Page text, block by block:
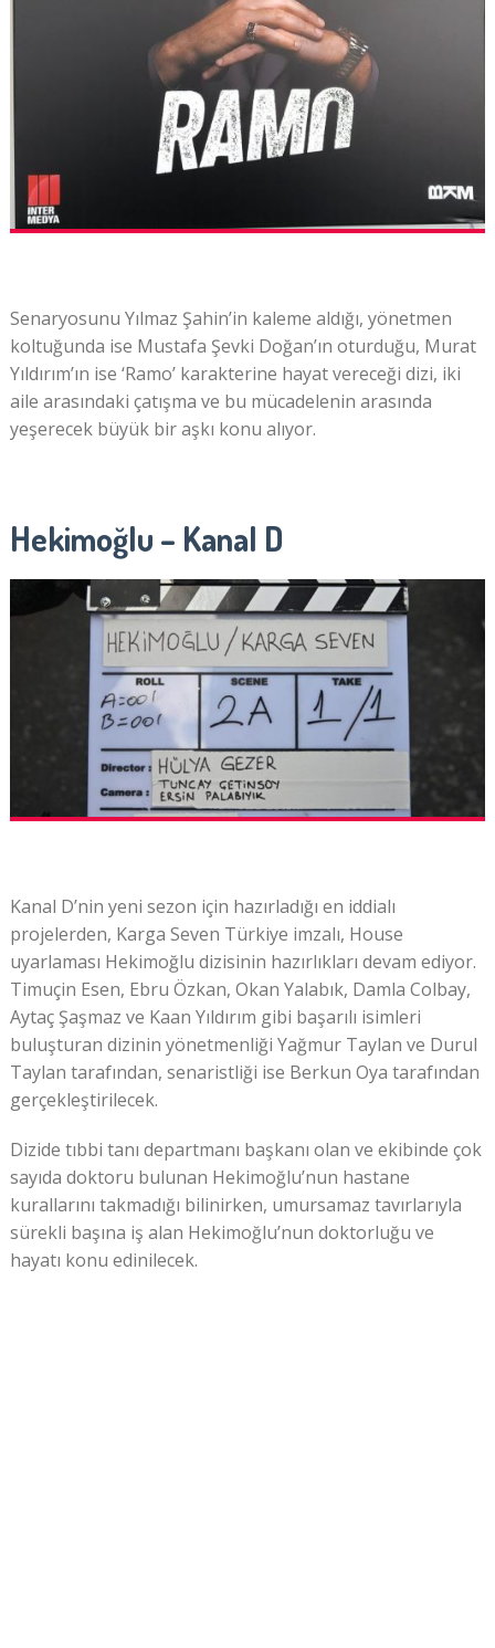
Senaryosunu Yılmaz Şahin’in kaleme aldığı, yönetmen
koltuğunda ise Mustafa Şevki Doğan’ın oturduğu, Murat
Yıldırım’ın ise ‘Ramo’ karakterine hayat vereceği dizi, iki
aile arasındaki çatışma ve bu mücadelenin arasında
yeşerecek büyük bir aşkı konu alıyor.
Hekimoğlu – Kanal D
Kanal D’nin yeni sezon için hazırladığı en iddialı
projelerden, Karga Seven Türkiye imzalı, House
uyarlaması Hekimoğlu dizisinin hazırlıkları devam ediyor.
Timuçin Esen, Ebru Özkan, Okan Yalabık, Damla Colbay,
Aytaç Şaşmaz ve Kaan Yıldırım gibi başarılı isimleri
buluşturan dizinin yönetmenliği Yağmur Taylan ve Durul
Taylan tarafından, senaristliği ise Berkun Oya tarafından
gerçekleştirilecek.
Dizide tıbbi tanı departmanı başkanı olan ve ekibinde çok
sayıda doktoru bulunan Hekimoğlu’nun hastane
kurallarını takmadığı bilinirken, umursamaz tavırlarıyla
sürekli başına iş alan Hekimoğlu’nun doktorluğu ve
hayatı konu edinilecek.